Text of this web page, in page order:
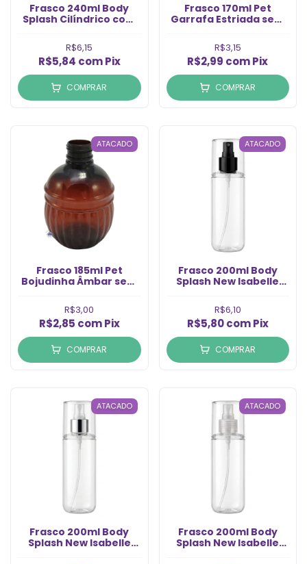
Frasco 240ml Body
Splash Cilíndrico com
(Un)
R$6,15
R$5,84 com Pix
COMPRAR
Frasco 170ml Pet
Garrafa Estriada sem
(1un)
R$3,15
R$2,99 comPix
COMPRAR
ATACADO
Frasco 185ml Pet
Bojudinha Âmbar sem
(1un)
R$3,00
R$2,85 com Pix
COMPRAR
ATACADO
Frasco 200ml Body
Splash New Isabelle
Preta Rosca 24/410
(un)
R$6,10
R$5,80com Pix
COMPRAR
ATACADO
Frasco 200ml Body
Splash New Isabelle
ATACADO
Frasco 200ml Body
Splash New Isabelle